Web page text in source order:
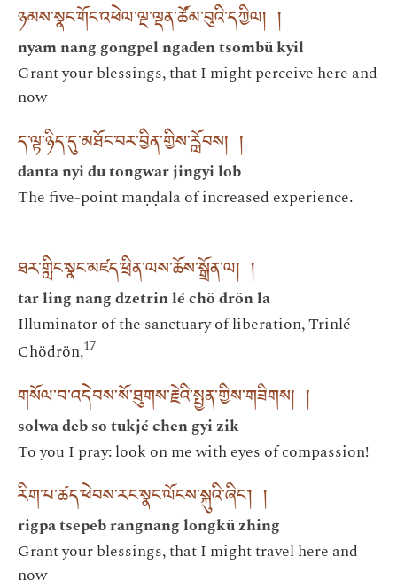
ཉམས་སྣང་གོང་འཕེལ་ལྔ་ལྡན་ཚོམ་བུའི་དཀྱིལ། །
nyam nang gongpel ngaden tsombü kyil
Grant your blessings, that I might perceive here and
now
ད་ལྟ་ཉིད་དུ་མཐོང་བར་བྱིན་གྱིས་རློབས། །
danta nyi du tongwar jingyi lob
The five-point maṇḍala of increased experience.
ཐར་གླིང་སྣང་མཛད་ཕྲིན་ལས་ཆོས་སྒྲོན་ལ། །
tar ling nang dzetrin lé chö drön la
Illuminator of the sanctuary of liberation, Trinlé
Chödrön,17
གསོལ་བ་འདེབས་སོ་ཐུགས་རྗེའི་སྤྱན་གྱིས་གཟིགས། །
solwa deb so tukjé chen gyi zik
To you I pray: look on me with eyes of compassion!
རིག་པ་ཚད་ཕེབས་རང་སྣང་ལོངས་སྐུའི་ཞིང་། །
rigpa tsepeb rangnang longkü zhing
Grant your blessings, that I might travel here and
now